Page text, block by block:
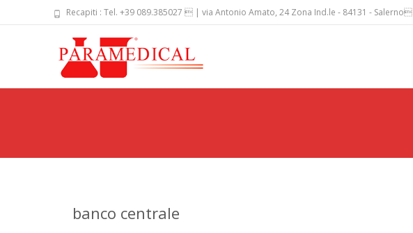
Recapiti : Tel. +39 089.385027  | via Antonio Amato, 24 Zona Ind.le - 84131 - Salerno
banco centrale